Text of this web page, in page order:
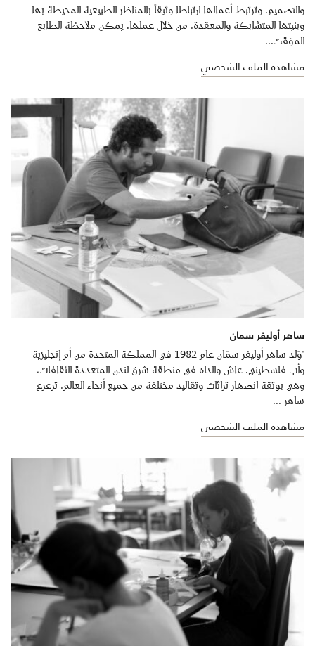
والتصميم. وترتبط أعمالها ارتباطا وثيقاً بالمناظر الطبيعية المحيطة بها
وبنيتها المتشابكة والمعقدة. من خلال عملها، يمكن ملاحظة الطابع
المؤقت...
مشاهدة الملف الشخصي
ساهر أوليفر سمان
"وُلد ساهر أوليفر سمّان عام 1982 في المملكة المتحدة من أم إنجليزية
وأب فلسطيني. عاش والداه في منطقة شرق لندن المتعددة الثقافات،
وهي بوتقة انصهار تراثات وتقاليد مختلفة من جميع أنحاء العالم. ترعرع
ساهر ...
مشاهدة الملف الشخصي